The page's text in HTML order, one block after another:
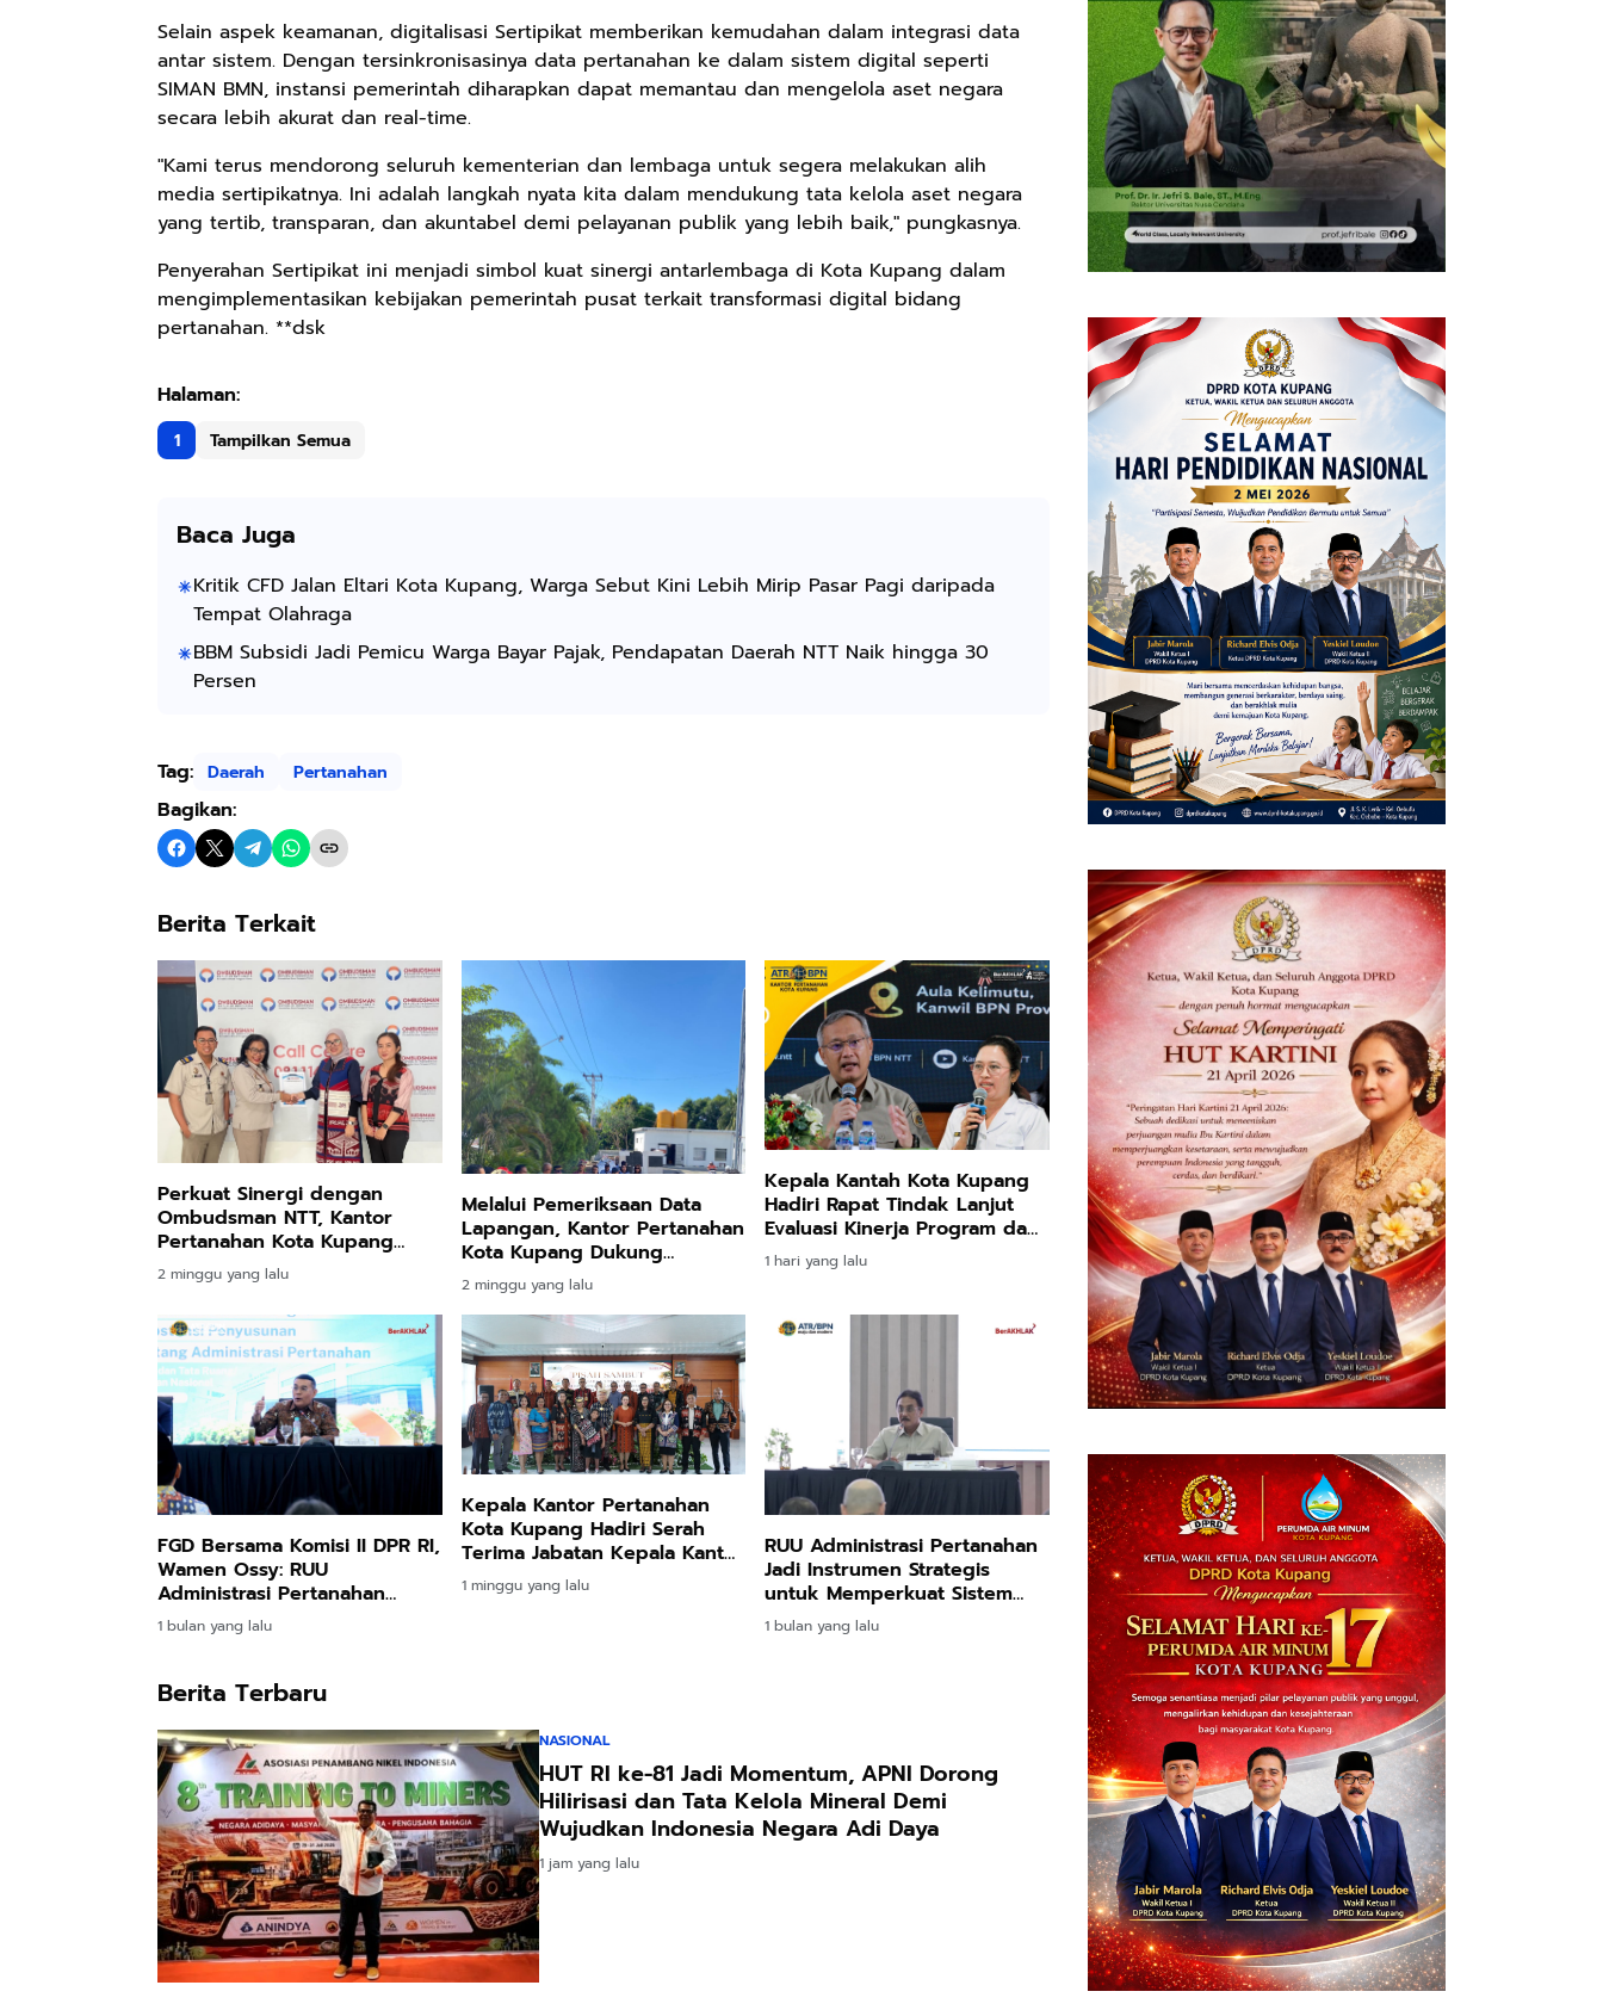
Selain aspek keamanan, digitalisasi Sertipikat memberikan kemudahan dalam integrasi data
antar sistem. Dengan tersinkronisasinya data pertanahan ke dalam sistem digital seperti
SIMAN BMN, instansi pemerintah diharapkan dapat memantau dan mengelola aset negara
secara lebih akurat dan real-time.
"Kami terus mendorong seluruh kementerian dan lembaga untuk segera melakukan alih
media sertipikatnya. Ini adalah langkah nyata kita dalam mendukung tata kelola aset negara
yang tertib, transparan, dan akuntabel demi pelayanan publik yang lebih baik," pungkasnya.
Penyerahan Sertipikat ini menjadi simbol kuat sinergi antarlembaga di Kota Kupang dalam
mengimplementasikan kebijakan pemerintah pusat terkait transformasi digital bidang
pertanahan. **dsk
1 Tampilkan Semua
Baca Juga
Kritik CFD Jalan Eltari Kota Kupang, Warga Sebut Kini Lebih Mirip Pasar Pagi daripada
Tempat Olahraga
BBM Subsidi Jadi Pemicu Warga Bayar Pajak, Pendapatan Daerah NTT Naik hingga 30
Persen
Tag: Daerah Pertanahan
Bagikan:
Berita Terkait
Perkuat Sinergi dengan
Ombudsman NTT, Kantor
Pertanahan Kota Kupang
Dorong Penyelesaian
Laporan Masyarakat
2 minggu yang lalu
Melalui Pemeriksaan Data
Lapangan, Kantor Pertanahan
Kota Kupang Dukung
Pengamanan Aset Pemprov
2 minggu yang lalu
Kepala Kantah Kota Kupang
Hadiri Rapat Tindak Lanjut
Evaluasi Kinerja Program dan
Anggaran Triwulan II Tahun
2026
1 hari yang lalu
FGD Bersama Komisi II DPR RI,
Wamen Ossy: RUU
Administrasi Pertanahan
untuk Wujudkan Sistem
Pertanahan yang Lebih Baik
1 bulan yang lalu
Kepala Kantor Pertanahan
Kota Kupang Hadiri Serah
Terima Jabatan Kepala Kantor
Wilayah BPN Provinsi Nusa
Tenggara Timur
1 minggu yang lalu
RUU Administrasi Pertanahan
Jadi Instrumen Strategis
untuk Memperkuat Sistem
Pertanahan Nasional
1 bulan yang lalu
Berita Terbaru
NASIONAL
HUT RI ke-81 Jadi Momentum, APNI Dorong
Hilirisasi dan Tata Kelola Mineral Demi
Wujudkan Indonesia Negara Adi Daya
1 jam yang lalu